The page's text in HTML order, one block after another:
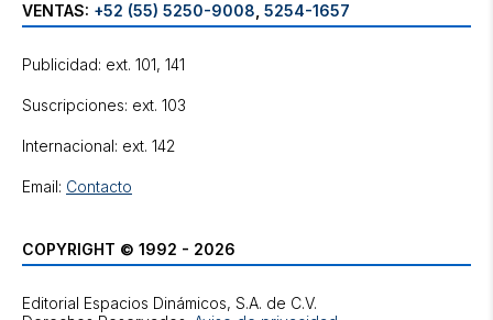
VENTAS: +52 (55) 5250-9008 5254-1657
Publicidad: ext. 101, 141
Suscripciones: ext. 103
Internacional: ext. 142
Email: Contacto
COPYRIGHT © 1992 - 2026
Editorial Espacios Dinámicos, S.A. de C.V.